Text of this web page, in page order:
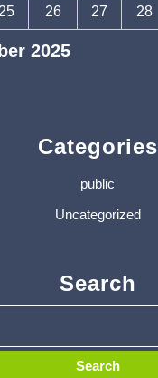
2025
25 26 27 28
Categories
public
Uncategorized
Search